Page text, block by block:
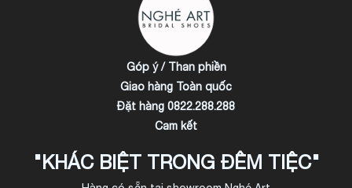
Góp ý / Than phiền
Giao hàng Toàn quốc
Đặt hàng 0822.288.288
Cam kết
"KHÁC BIỆT TRONG ĐÊM TIỆC"